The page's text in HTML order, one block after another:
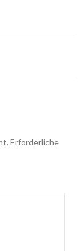
Erforderliche